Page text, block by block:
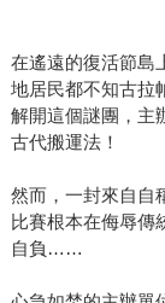
在遙遠的復活節島
地居民都不知古拉
解開這個謎團，主
古代搬運法！
然而，一封來自自
比賽根本在侮辱傳
自負……